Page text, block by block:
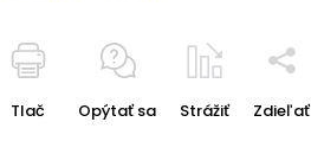
Tlač Opýtať sa Strážiť Zdieľať